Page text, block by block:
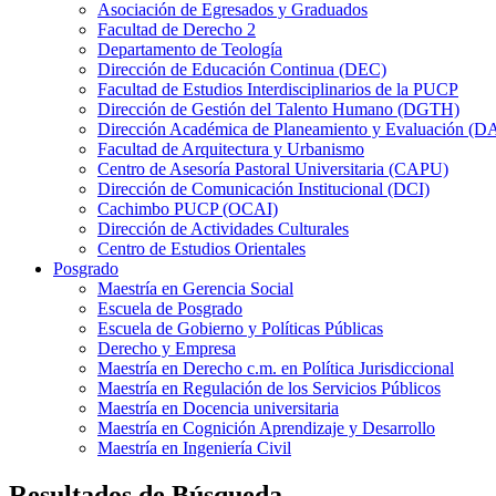
Asociación de Egresados y Graduados
Facultad de Derecho 2
Departamento de Teología
Dirección de Educación Continua (DEC)
Facultad de Estudios Interdisciplinarios de la PUCP
Dirección de Gestión del Talento Humano (DGTH)
Dirección Académica de Planeamiento y Evaluación
Facultad de Arquitectura y Urbanismo
Centro de Asesoría Pastoral Universitaria (CAPU)
Dirección de Comunicación Institucional (DCI)
Cachimbo PUCP (OCAI)
Dirección de Actividades Culturales
Centro de Estudios Orientales
Posgrado
Maestría en Gerencia Social
Escuela de Posgrado
Escuela de Gobierno y Políticas Públicas
Derecho y Empresa
Maestría en Derecho c.m. en Política Jurisdiccional
Maestría en Regulación de los Servicios Públicos
Maestría en Docencia universitaria
Maestría en Cognición Aprendizaje y Desarrollo
Maestría en Ingeniería Civil